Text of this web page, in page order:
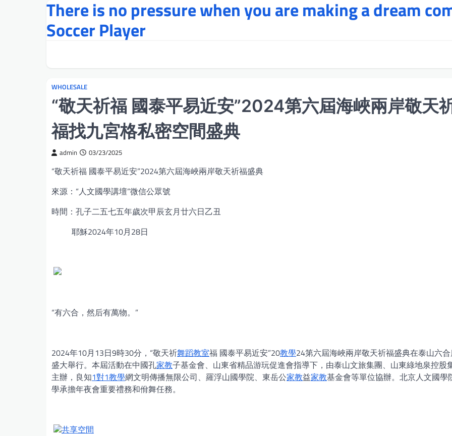
There is no pressure when you are making a dream
Soccer Player
WHOLESALE
“敬天祈福 國泰平易近安”2024第六屆海峽兩岸敬天
福找九宮格私密空間盛典
admin 03/23/2025
“敬天祈福 國泰平易近安”2024第六屆海峽兩岸敬天祈福盛典
來源：“人文國學講壇”微信公眾號
時間：孔子二五七五年歲次甲辰玄月廿六日乙丑
耶穌2024年10月28日
“有六合，然后有萬物。”
2024年10月13日9時30分，“敬天祈舞蹈教室福 國泰平易近安”20教學24第六屆海峽兩岸敬天祈福盛典在泰山六
盛大舉行。本屆活動在中國孔家教子基金會、山東省精品游玩促進會指導下，由泰山文旅集團、山東綠地泉控股
主辦，良知1對1教學網文明傳播無限公司、羅浮山國學院、東岳公家教益家教基金會等單位協辦。北京人文國學
學承擔年夜會重要禮務和佾舞任務。
共享空間